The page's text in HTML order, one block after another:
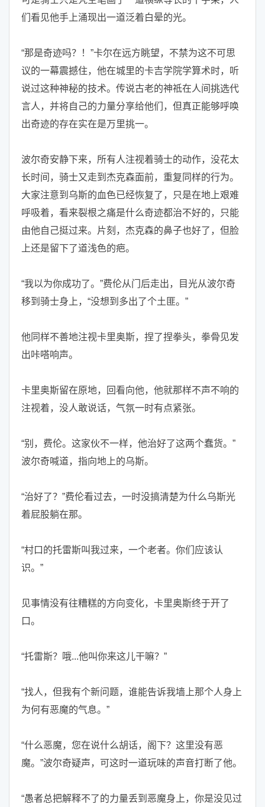
们看见他手上涌现出一道泛着白晕的光。
“那是奇迹吗？！”卡尔在远方眺望，不禁为这不可思
议的一幕震撼住，他在城里的卡吉学院学算术时，听
说过这种神秘的技术。传说古老的神祗在人间挑选代
言人，并将自己的力量分享给他们，但真正能够呼唤
出奇迹的存在实在是万里挑一。
波尔奇安静下来，所有人注视着骑士的动作，没花太
长时间，骑士又走到杰克森面前，重复同样的行为。
大家注意到乌斯的血色已经恢复了，只是在地上艰难
呼吸着，看来裂根之痛是什么奇迹都治不好的，只能
由他自己挺过来。片刻，杰克森的鼻子也好了，但脸
上还是留下了道浅色的疤。
“我以为你成功了。”费伦从门后走出，目光从波尔奇
移到骑士身上，“没想到多出了个土匪。”
他同样不善地注视卡里奥斯，捏了捏拳头，拳骨见发
出咔嗒响声。
卡里奥斯留在原地，回看向他，他就那样不声不响的
注视着，没人敢说话，气氛一时有点紧张。
“别，费伦。这家伙不一样，他治好了这两个蠢货。”
波尔奇喊道，指向地上的乌斯。
“治好了？”费伦看过去，一时没搞清楚为什么乌斯光
着屁股躺在那。
“村口的托雷斯叫我过来，一个老者。你们应该认
识。”
见事情没有往糟糕的方向变化，卡里奥斯终于开了
口。
“托雷斯？哦...他叫你来这儿干嘛？”
“找人，但我有个新问题，谁能告诉我墙上那个人身上
为何有恶魔的气息。”
“什么恶魔，您在说什么胡话，阁下？这里没有恶
魔。”波尔奇疑声，可这时一道玩味的声音打断了他。
“愚者总把解释不了的力量丢到恶魔身上，你是没见过